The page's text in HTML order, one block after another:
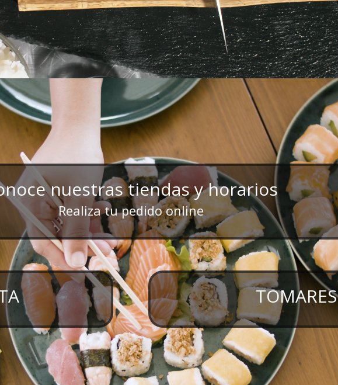
nuestras tiendas y horarios
Realiza tu pedido online
TOMARES